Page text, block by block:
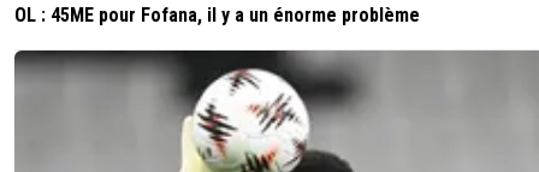
OL : 45ME pour Fofana, il y a un énorme problème